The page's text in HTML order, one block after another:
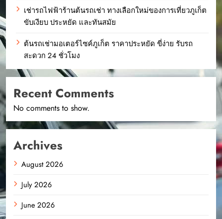
เช่ารถไฟฟ้าร้านต้นรถเช่า ทางเลือกใหม่ของการเที่ยวภูเก็ต
ขับเงียบ ประหยัด และทันสมัย
ต้นรถเช่ามอเตอร์ไซค์ภูเก็ต ราคาประหยัด ขี่ง่าย รับรถ
สะดวก 24 ชั่วโมง
Recent Comments
No comments to show.
Archives
August 2026
July 2026
June 2026